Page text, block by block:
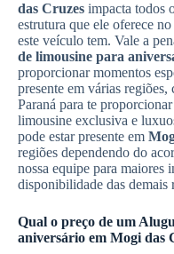
das Cruzes impacta todos
estrutura que ele oferece
este veículo tem. Vale a
de limousine para
proporcionar momentos
presente em várias
Paraná para te
limousine exclusiva e
pode estar presente em
regiões dependendo do
nossa equipe para maiores
disponibilidade das demais
Qual o preço de um
aniversário em Mogi das